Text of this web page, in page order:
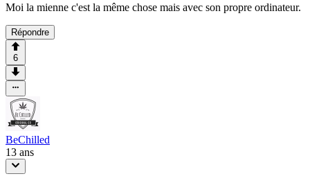
Moi la mienne c'est la même chose mais avec son propre ordinateur.
Répondre
6
BeChilled
13 ans